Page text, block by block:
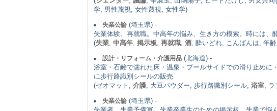
学, 男性蔑視, 女性蔑視, 女性学)
失業公論 (埼玉県) -
失業体験。再就職。中高年の悩み、生き方の模索。時には、
(失業 中高年 掲示板 再就職 酒 , 酔いどれ, こんばんは, 年
設計・リフォーム・介護用品 (北海道) -
浴室・石鹸で濡れた床・温泉・プールサイドでの滑り止め
に歩行路識別シールの販売
(ゼオマット, 介護 , 大豆パウダー, 歩行路識別シール, 浴室 ,
失業公論 (埼玉県) -